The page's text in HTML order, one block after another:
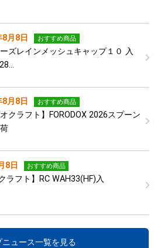
月8日 おすすめ商品
ズレインメッシュキャップ１０ 入
月8日 おすすめ商品
オクラフト】FORODOX 2026スプーン
8日 おすすめ商品
ラフト】RC WAH33(HF)入
ニュース一覧を見る